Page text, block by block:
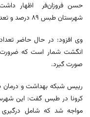
حسن فروزان‌فر اظهار
شهرستان طبس ۸۹ درصد و تعداد فوت ناشی از آن ۸۸ درصد کم شده است.
وی افزود: در حال حاضر
انگشت شمار است که
صورت گیرد.
رییس شبکه بهداشت و درمان
کرونا در طبس گفت: این
مواجه شد که شامل درگیری